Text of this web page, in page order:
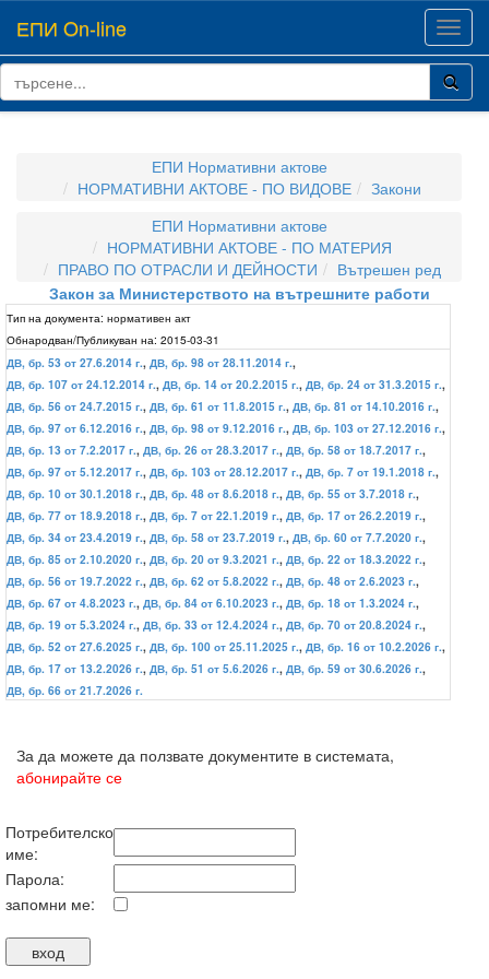
ЕПИ On-line
ЕПИ Нормативни актове
НОРМАТИВНИ АКТОВЕ - ПО ВИДОВЕ
Закони
ЕПИ Нормативни актове
НОРМАТИВНИ АКТОВЕ - ПО МАТЕРИЯ
ПРАВО ПО ОТРАСЛИ И ДЕЙНОСТИ
Вътрешен ред
Закон за Министерството на вътрешните работи
Тип на документа: нормативен акт
Обнародван/Публикуван на: 2015-03-31
ДВ, бр. 53 от 27.6.2014 г., ДВ, бр. 98 от 28.11.2014 г.,
ДВ, бр. 107 от 24.12.2014 г., ДВ, бр. 14 от 20.2.2015 г., ДВ, бр. 24 от 31.3.2015 г.,
ДВ, бр. 56 от 24.7.2015 г., ДВ, бр. 61 от 11.8.2015 г., ДВ, бр. 81 от 14.10.2016 г.,
ДВ, бр. 97 от 6.12.2016 г., ДВ, бр. 98 от 9.12.2016 г., ДВ, бр. 103 от 27.12.2016 г.,
ДВ, бр. 13 от 7.2.2017 г., ДВ, бр. 26 от 28.3.2017 г., ДВ, бр. 58 от 18.7.2017 г.,
ДВ, бр. 97 от 5.12.2017 г., ДВ, бр. 103 от 28.12.2017 г., ДВ, бр. 7 от 19.1.2018 г.,
ДВ, бр. 10 от 30.1.2018 г., ДВ, бр. 48 от 8.6.2018 г., ДВ, бр. 55 от 3.7.2018 г.,
ДВ, бр. 77 от 18.9.2018 г., ДВ, бр. 7 от 22.1.2019 г., ДВ, бр. 17 от 26.2.2019 г.,
ДВ, бр. 34 от 23.4.2019 г., ДВ, бр. 58 от 23.7.2019 г., ДВ, бр. 60 от 7.7.2020 г.,
ДВ, бр. 85 от 2.10.2020 г., ДВ, бр. 20 от 9.3.2021 г., ДВ, бр. 22 от 18.3.2022 г.,
ДВ, бр. 56 от 19.7.2022 г., ДВ, бр. 62 от 5.8.2022 г., ДВ, бр. 48 от 2.6.2023 г.,
ДВ, бр. 67 от 4.8.2023 г., ДВ, бр. 84 от 6.10.2023 г., ДВ, бр. 18 от 1.3.2024 г.,
ДВ, бр. 19 от 5.3.2024 г., ДВ, бр. 33 от 12.4.2024 г., ДВ, бр. 70 от 20.8.2024 г.,
ДВ, бр. 52 от 27.6.2025 г., ДВ, бр. 100 от 25.11.2025 г., ДВ, бр. 16 от 10.2.2026 г.,
ДВ, бр. 17 от 13.2.2026 г., ДВ, бр. 51 от 5.6.2026 г., ДВ, бр. 59 от 30.6.2026 г.,
ДВ, бр. 66 от 21.7.2026 г.
За да можете да ползвате документите в системата,
абонирайте се
Потребителско
име:
Парола:
запомни ме: